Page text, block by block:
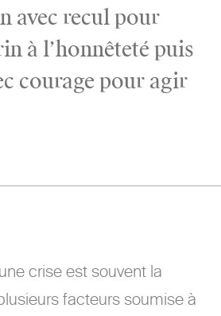
avec recul pour
à l’honnêteté puis
courage pour agir
crise est souvent la
facteurs soumise à